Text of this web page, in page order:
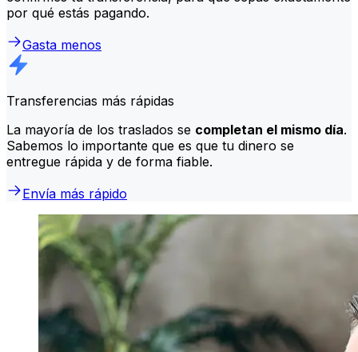
por qué estás pagando.
Gasta menos
Transferencias más rápidas
La mayoría de los traslados se completan el mismo día.
Sabemos lo importante que es que tu dinero se
entregue rápida y de forma fiable.
Envía más rápido